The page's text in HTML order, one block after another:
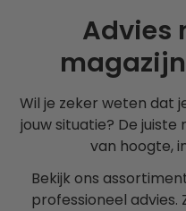
Advies
Wil je zeker weten dat
jouw situatie? De
van hoogte,
Bekijk ons
professioneel advies.